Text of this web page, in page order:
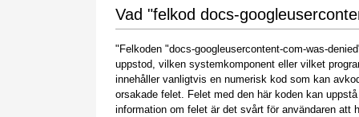
Vad "felkod docs-
"Felkoden "docs-googleusercontent-com-was-
uppstod, vilken systemkomponent eller vilket
innehåller vanligtvis en numerisk kod som kan
orsakade felet. Felet med den här koden kan
information om felet är det svårt för användaren